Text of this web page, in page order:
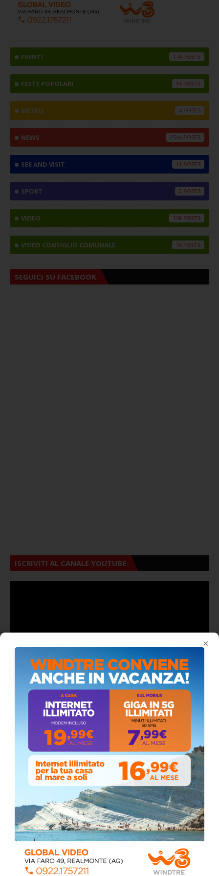
×
EVENTI 174
FESTE POPOLARI 14
METEO 4
NEWS 2544
SEE AND VISIT 11
SPORT 2
VIDEO 138
VIDEO CONSIGLIO COMUNALE 74
SEGUICI SU FACEBOOK
ISCRIVITI AL CANALE YOUTUBE
ALMANACCO DEL GIORNO
Stefano Bissi entra nella Strada degli
Scrittori, celebrazione a Siculiana (VIDEO)